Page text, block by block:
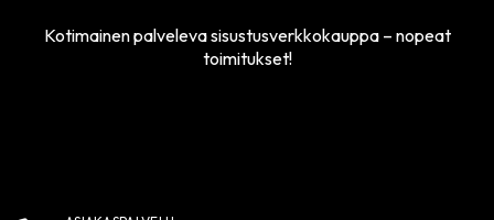
Kotimainen palveleva sisustusverkkokauppa – nopeat
toimitukset!